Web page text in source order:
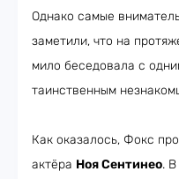
Однако самые
заметили, что на
мило беседовала с
таинственным
Как оказалось, Фокс
актёра Ноя Сентинео.